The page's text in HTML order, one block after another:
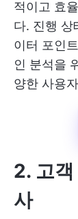
적이고 효
다. 진행 상
이터 포인
인 분석을
양한 사용
2. 고
사